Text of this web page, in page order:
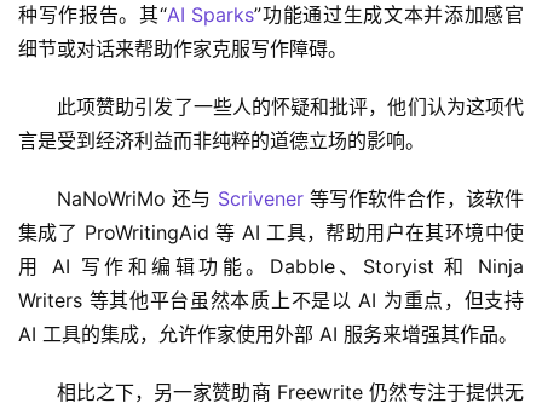
种写作报告。其“AI Sparks”功能通过生成文本并添加感官
细节或对话来帮助作家克服写作障碍。
此项赞助引发了一些人的怀疑和批评，他们认为这项代
言是受到经济利益而非纯粹的道德立场的影响。
NaNoWriMo 还与 Scrivener 等写作软件合作，该软件
集成了 ProWritingAid 等 AI 工具，帮助用户在其环境中使
用 AI 写作和编辑功能。Dabble、Storyist 和 Ninja
Writers 等其他平台虽然本质上不是以 AI 为重点，但支持
AI 工具的集成，允许作家使用外部 AI 服务来增强其作品。
相比之下，另一家赞助商 Freewrite 仍然专注于提供无